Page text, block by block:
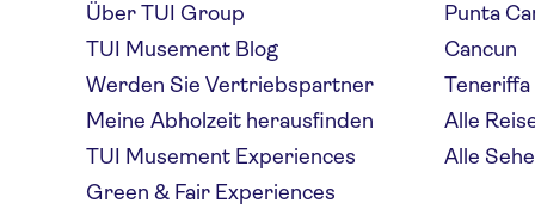
Über TUI Group
TUI Musement Blog
Werden Sie Vertriebspartner
Meine Abholzeit herausfinden
TUI Musement Experiences
Green & Fair Experiences
Punta
Cancun
Teneriffa
Alle
Alle